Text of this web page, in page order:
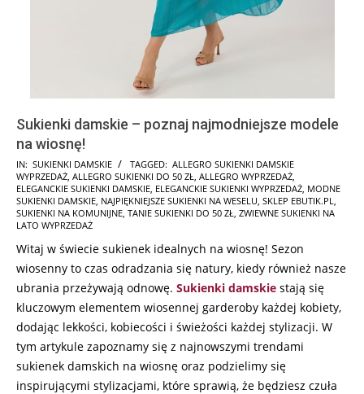
Sukienki damskie – poznaj najmodniejsze modele
na wiosnę!
2026-
03-
27
IN: SUKIENKI DAMSKIE TAGGED: ALLEGRO SUKIENKI DAMSKIE
WYPRZEDAŻ, ALLEGRO SUKIENKI DO 50 ZŁ, ALLEGRO WYPRZEDAŻ,
ELEGANCKIE SUKIENKI DAMSKIE, ELEGANCKIE SUKIENKI WYPRZEDAŻ, MODNE
SUKIENKI DAMSKIE, NAJPIĘKNIEJSZE SUKIENKI NA WESELU, SKLEP EBUTIK.PL,
SUKIENKI NA KOMUNIJNE, TANIE SUKIENKI DO 50 ZŁ, ZWIEWNE SUKIENKI NA
LATO WYPRZEDAŻ
Witaj w świecie sukienek idealnych na wiosnę! Sezon
wiosenny to czas odradzania się natury, kiedy również nasze
ubrania przeżywają odnowę. Sukienki damskie stają się
kluczowym elementem wiosennej garderoby każdej kobiety,
dodając lekkości, kobiecości i świeżości każdej stylizacji. W
tym artykule zapoznamy się z najnowszymi trendami
sukienek damskich na wiosnę oraz podzielimy się
inspirującymi stylizacjami, które sprawią, że będziesz czuła